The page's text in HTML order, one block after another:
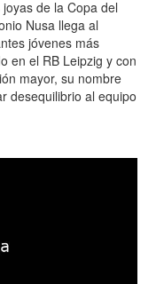
de la Copa del
Nusa llega al
jóvenes más
en el RB Leipzig y con
mayor, su nombre
desequilibrio al equipo